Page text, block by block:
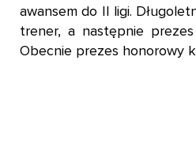
awansem do II ligi.
trener, a następnie
Obecnie prezes honorowy